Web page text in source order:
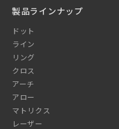
製品ラインナップ
ドット
ライン
リング
クロス
アーチ
アロー
マトリクス
レーザー